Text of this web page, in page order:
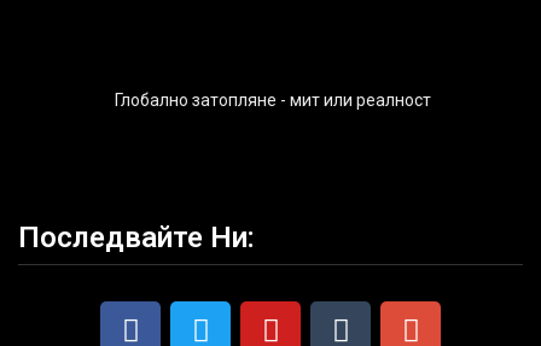
Глобално затопляне - мит или реалност
Последвайте Ни: